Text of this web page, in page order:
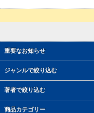
重要なお知らせ
ジャンルで絞り込む
著者で絞り込む
商品カテゴリー